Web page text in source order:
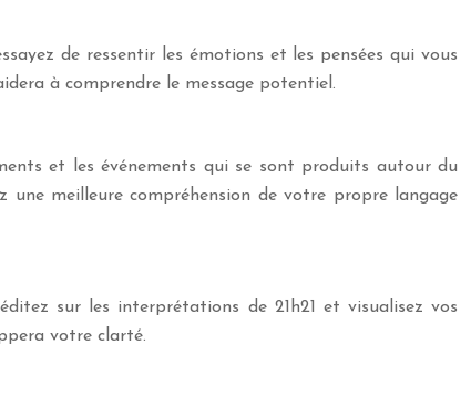
de ressentir les émotions et les pensées qui vous
à comprendre le message potentiel.
et les événements qui se sont produits autour du
une meilleure compréhension de votre propre langage
sur les interprétations de 21h21 et visualisez vos
votre clarté.